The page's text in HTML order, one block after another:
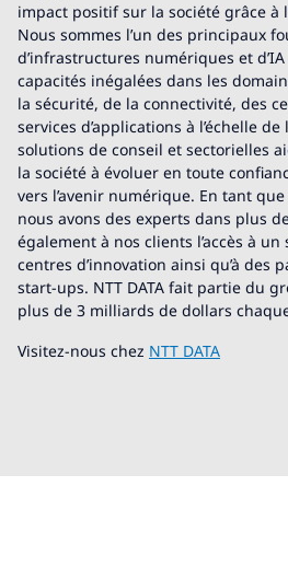
impact positif sur la société grâce à
Nous sommes l’un des principaux
d’infrastructures numériques et
capacités inégalées dans les
la sécurité, de la connectivité, des
services d’applications à l’échelle de
solutions de conseil et sectorielles
la société à évoluer en toute
vers l’avenir numérique. En tant
nous avons des experts dans plus
également à nos clients l’accès à
centres d’innovation ainsi qu’à des
start-ups. NTT DATA fait partie du
plus de 3 milliards de dollars
Visitez-nous chez NTT DATA